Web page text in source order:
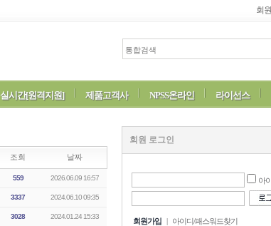
회
실시간[원격지원] 제품고객사 NPSS온라인 라이선스
조회 날짜
559 2026.06.09 16:57
3337 2024.06.10 09:35
3028 2024.01.24 15:33
회원 로그인
아
회원가입 | 아이디/패스워드찾기